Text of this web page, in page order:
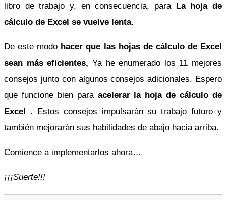
libro de trabajo y, en consecuencia, para La hoja de
cálculo de Excel se vuelve lenta.
De este modo hacer que las hojas de cálculo de Excel
sean más eficientes, Ya he enumerado los 11 mejores
consejos junto con algunos consejos adicionales. Espero
que funcione bien para acelerar la hoja de cálculo de
Excel . Estos consejos impulsarán su trabajo futuro y
también mejorarán sus habilidades de abajo hacia arriba.
Comience a implementarlos ahora…
¡¡¡Suerte!!!